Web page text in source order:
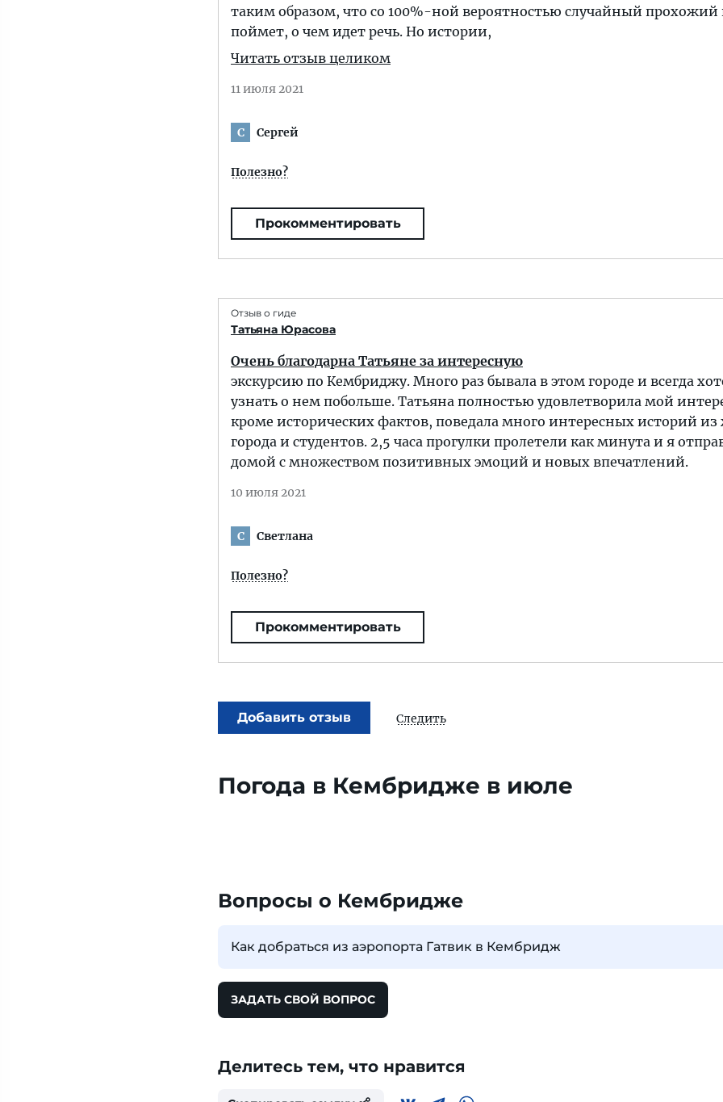
таким образом, что со 100%-ной вероятностью случайный прохожий
поймет, о чем идет речь. Но истории,
Читать отзыв целиком
11 июля 2021
С Сергей
Полезно?
Прокомментировать
Отзыв о гиде
Татьяна Юрасова
Очень благодарна Татьяне за интересную
экскурсию по Кембриджу. Много раз бывала в этом городе и всегда
узнать о нем побольше. Татьяна полностью удовлетворила мой
кроме исторических фактов, поведала много интересных историй
города и студентов. 2,5 часа прогулки пролетели как минута и я
домой с множеством позитивных эмоций и новых впечатлений.
10 июля 2021
С Светлана
Полезно?
Прокомментировать
Добавить отзыв Следить
Погода в Кембридже в июле
Вопросы о Кембридже
Как добраться из аэропорта Гатвик в Кембридж
ЗАДАТЬ СВОЙ ВОПРОС
Делитесь тем, что нравится